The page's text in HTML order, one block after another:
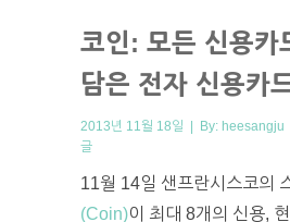
코인: 모든 신용카
담은 전자 신용카
2013년 11월 18일 | By: heesangju
글
11월 14일 샌프란시스코의
(Coin)이 최대 8개의 신용,